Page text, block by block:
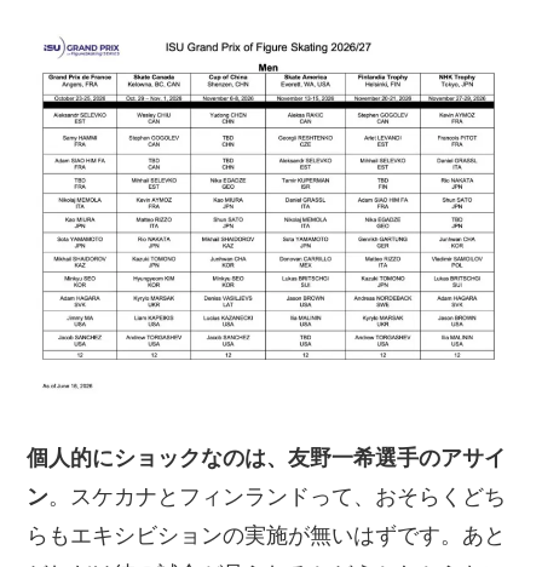
個人的にショックなのは、友野一希選手のアサイ
ン。スケカナとフィンランドって、おそらくどち
らもエキシビションの実施が無いはずです。あと